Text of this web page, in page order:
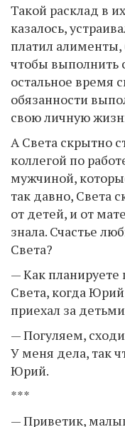
Такой расклад в
казалось,
платил
чтобы выполнить
остальное время
обязанности
свою личную
А Света скрытно
коллегой по
мужчиной,
так давно, Света
от детей, и от
знала. Счастье
Света?
— Как планируете
Света, когда
приехал за
— Погуляем,
У меня дела, так
Юрий.
***
— Приветик,